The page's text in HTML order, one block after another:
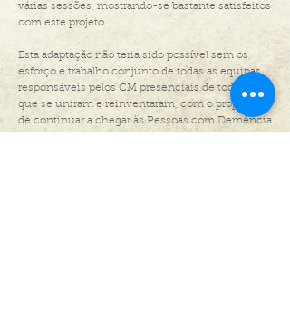
várias sessões, mostrando-se bastante satisfeitos
com este projeto.
Esta adaptação não teria sido possível sem os
esforço e trabalho conjunto de todas as equipas
responsáveis pelos CM presenciais de todo o país
que se uniram e reinventaram, com o propósito
de continuar a chegar às Pessoas com Demência